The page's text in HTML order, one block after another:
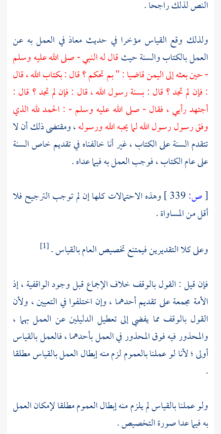
النص لذلك راجحا .
ولذلك وقع القياس مؤخرا في حديث معاذ في العمل به عن
العمل بالكتاب والسنة حيثقال له النبي - صلى الله عليه وسلم
- حين بعثه إلىاليمنقاضيا : " بم تحكم ؟ قال : بكتاب الله ، قال
: فإن لم تجد ؟ قال : بسنة رسول الله ، قال : فإن لم تجد ؟ قال :
أجتهد رأيي ، فقال - صلى الله عليه وسلم - : الحمد لله الذي
وفق رسول رسول الله لما يحبه الله ورسوله، ومقتضى ذلك أن لا
تتقدم السنة على الكتاب ، غير أنا خالفناه في تقديم خاص السنة
على عام الكتاب ، فوجب العمل به فيما عداه .
[ص:
وهذه الاحتمالات كلها إن لم توجب الترجيح فلا
أقل من المساواة .
وعلى كلا التقديرين فيمتنع تخصيص العام بالقياس .[1]
فإن قيل : القول بالوقف خلاف الإجماع قبل وجود الواقفية ، إذ
الأمة مجمعة على تقديم أحدهما ، وإن اختلفوا في التعيين ، ولأن
القول بالوقف مما يفضي إلى تعطيل الدليلين عن العمل بهما ،
والمحذور فيه فوق المحذور في العمل بأحدهما ، فالعمل بالقياس
أولى ؛ لأنا لو عملنا بالعموم لزم منه إبطال العمل بالقياس مطلقا
.
ولو عملنا بالقياس لم يلزم منه إبطال العموم مطلقا لإمكان العمل
به فيما عدا صورة التخصيص .